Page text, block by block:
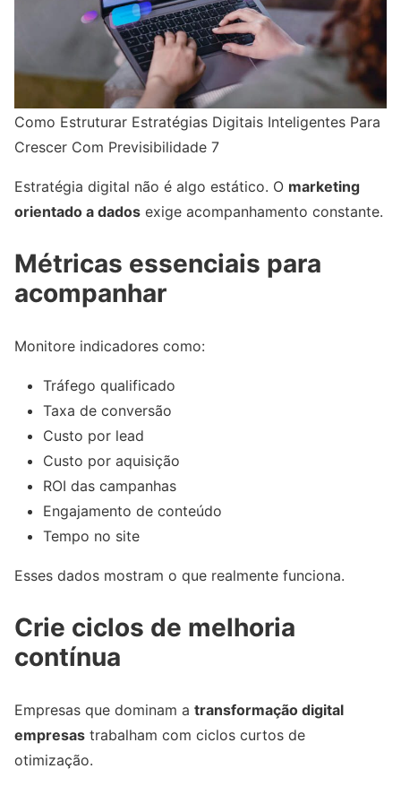
Como Estruturar Estratégias Digitais Inteligentes Para
Crescer Com Previsibilidade 7
Estratégia digital não é algo estático. O marketing
orientado a dados exige acompanhamento constante.
Métricas essenciais para
acompanhar
Monitore indicadores como:
Tráfego qualificado
Taxa de conversão
Custo por lead
Custo por aquisição
ROI das campanhas
Engajamento de conteúdo
Tempo no site
Esses dados mostram o que realmente funciona.
Crie ciclos de melhoria
contínua
Empresas que dominam a transformação digital
empresas trabalham com ciclos curtos de
otimização.